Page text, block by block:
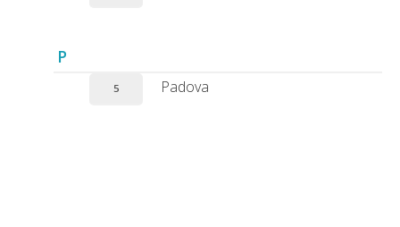
P
5 Padova